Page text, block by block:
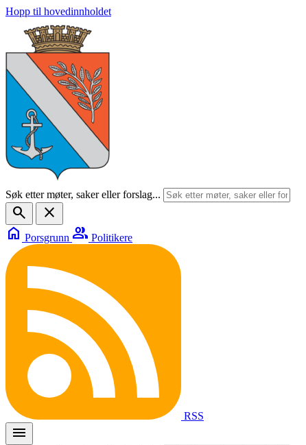
Hopp til hovedinnholdet
Søk etter møter, saker eller forslag...
search
close
home Porsgrunn group Politikere
RSS
menu